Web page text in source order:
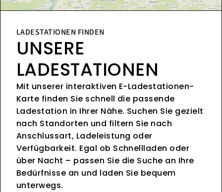
LADESTATIONEN FINDEN
UNSERE
LADESTATIONEN
Mit unserer interaktiven E-Ladestationen-
Karte finden Sie schnell die passende
Ladestation in Ihrer Nähe. Suchen Sie gezielt
nach Standorten und filtern Sie nach
Anschlussart, Ladeleistung oder
Verfügbarkeit. Egal ob Schnellladen oder
über Nacht – passen Sie die Suche an Ihre
Bedürfnisse an und laden Sie bequem
unterwegs.